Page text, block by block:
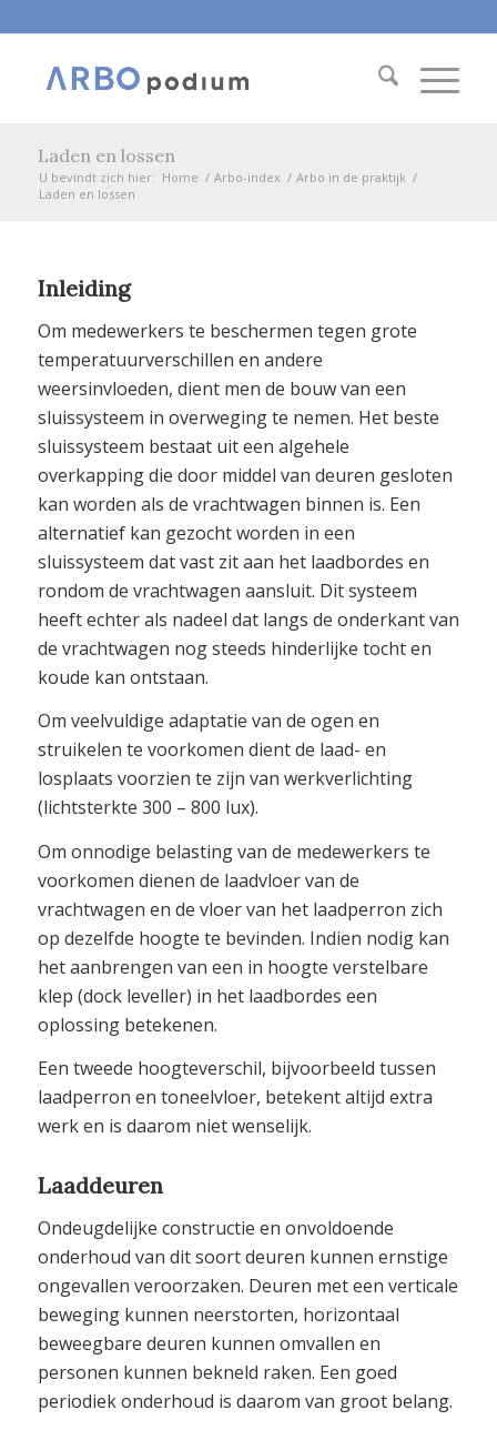
Laden en lossen
U bevindt zich hier: Home / Arbo-index / Arbo in de praktijk /
Laden en lossen
Inleiding
Om medewerkers te beschermen tegen grote
temperatuurverschillen en andere
weersinvloeden, dient men de bouw van een
sluissysteem in overweging te nemen. Het beste
sluissysteem bestaat uit een algehele
overkapping die door middel van deuren gesloten
kan worden als de vrachtwagen binnen is. Een
alternatief kan gezocht worden in een
sluissysteem dat vast zit aan het laadbordes en
rondom de vrachtwagen aansluit. Dit systeem
heeft echter als nadeel dat langs de onderkant van
de vrachtwagen nog steeds hinderlijke tocht en
koude kan ontstaan.
Om veelvuldige adaptatie van de ogen en
struikelen te voorkomen dient de laad- en
losplaats voorzien te zijn van werkverlichting
(lichtsterkte 300 – 800 lux).
Om onnodige belasting van de medewerkers te
voorkomen dienen de laadvloer van de
vrachtwagen en de vloer van het laadperron zich
op dezelfde hoogte te bevinden. Indien nodig kan
het aanbrengen van een in hoogte verstelbare
klep (dock leveller) in het laadbordes een
oplossing betekenen.
Een tweede hoogteverschil, bijvoorbeeld tussen
laadperron en toneelvloer, betekent altijd extra
werk en is daarom niet wenselijk.
Laaddeuren
Ondeugdelijke constructie en onvoldoende
onderhoud van dit soort deuren kunnen ernstige
ongevallen veroorzaken. Deuren met een verticale
beweging kunnen neerstorten, horizontaal
beweegbare deuren kunnen omvallen en
personen kunnen bekneld raken. Een goed
periodiek onderhoud is daarom van groot belang.